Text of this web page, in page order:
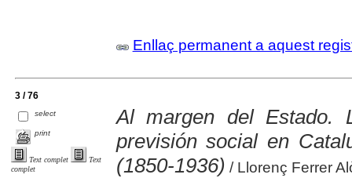
Enllaç permanent a aquest
3 / 76
select
print
Text complet
Text
complet
Al margen del Estado.
previsión social en
(1850-1936) / Llorenç Ferrer